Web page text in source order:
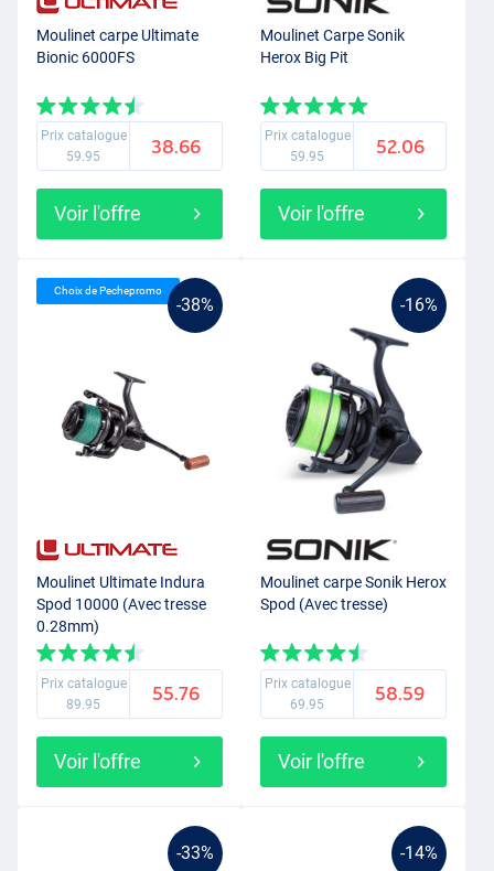
Moulinet carpe Ultimate
Bionic 6000FS
Prix catalogue
59.95
38.66
Voir l'offre
Moulinet Carpe Sonik
Herox Big Pit
Prix catalogue
59.95
52.06
Voir l'offre
-38%
Choix de Pechepromo
Moulinet Ultimate Indura
Spod 10000 (Avec tresse
0.28mm)
Prix catalogue
89.95
55.76
Voir l'offre
-16%
Moulinet carpe Sonik Herox
Spod (Avec tresse)
Prix catalogue
69.95
58.59
Voir l'offre
-33% -14%